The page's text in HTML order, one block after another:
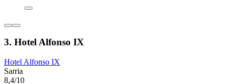
3. Hotel Alfonso IX
Hotel Alfonso IX
Sarria
8,4/10